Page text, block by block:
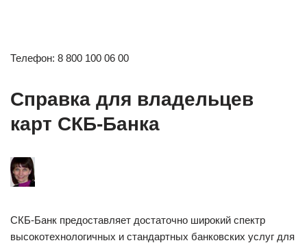
Телефон: 8 800 100 06 00
Справка для владельцев
карт СКБ-Банка
СКБ-Банк предоставляет достаточно широкий спектр
высокотехнологичных и стандартных банковских услуг для